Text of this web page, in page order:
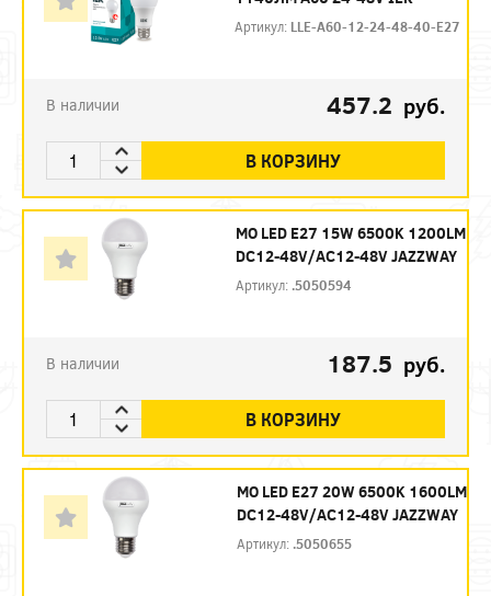
Артикул: LLE-A60-12-24-48-40-E27
В наличии 457.2 руб.
В КОРЗИНУ
МО LED E27 15W 6500K 1200LM
DC12-48V/AC12-48V JAZZWAY
Артикул: .5050594
В наличии 187.5 руб.
В КОРЗИНУ
МО LED E27 20W 6500K 1600LM
DC12-48V/AC12-48V JAZZWAY
Артикул: .5050655